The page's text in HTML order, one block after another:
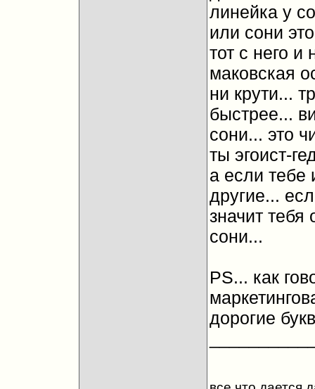
линейка у
или сони
тот с него и
маковская
ни крути...
быстрее...
сони... это
ты эгоист-
а если тебе
другие...
значит тебя
сони...
PS... как
дорогие